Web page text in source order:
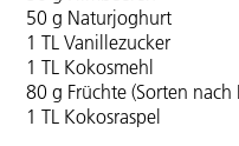
50 g Naturjoghurt
1 TL Vanillezucker
1 TL Kokosmehl
80 g Früchte (Sorten nach
1 TL Kokosraspel